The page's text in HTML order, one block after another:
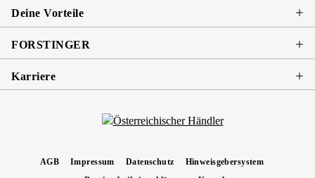
Deine Vorteile
FORSTINGER
Karriere
AGB Impressum Datenschutz
Hinweisgebersystem